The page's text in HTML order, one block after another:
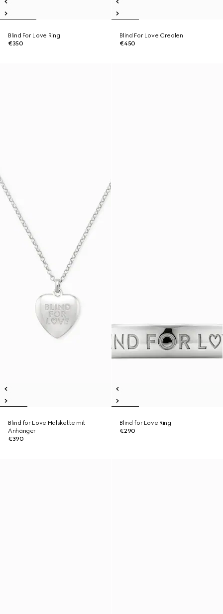
Blind For Love Ring
€350
Blind For Love Creolen
€450
Blind for Love Halskette mit
Anhänger
€390
Blind for Love Ring
€290